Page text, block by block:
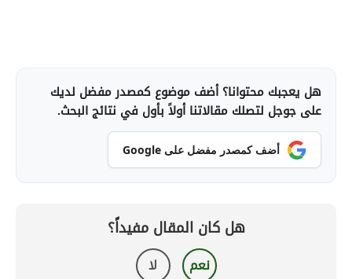
هل يعجبك محتوانا؟ أضف موضوع كمصدر مفضل لديك
على جوجل لتصلك مقالاتنا أولاً بأول في نتائج البحث.
أضف كمصدر مفضل على Google
هل كان المقال مفيداً؟
نعم لا